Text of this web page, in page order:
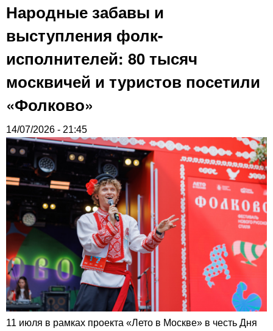
Народные забавы и
выступления фолк-
исполнителей: 80 тысяч
москвичей и туристов посетили
«Фолково»
14/07/2026 - 21:45
11 июля в рамках проекта «Лето в Москве» в честь Дня